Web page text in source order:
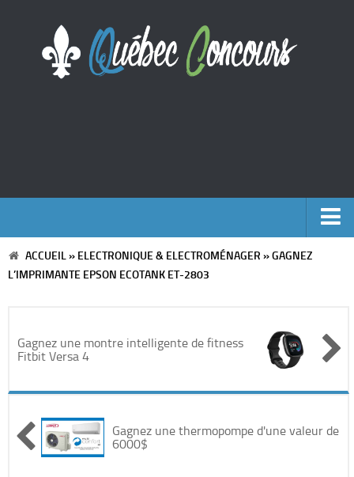
Accueil
Voyages
Cinéma
Electronique & Electroménager
ACCUEIL» ELECTRONIQUE & ELECTROMÉNAGER »GAGNEZ
L’IMPRIMANTE EPSON ECOTANK ET-2803
Gagnez une montre intelligente de fitness
Fitbit Versa 4
Gagnez une thermopompe d'une valeur de
6000$